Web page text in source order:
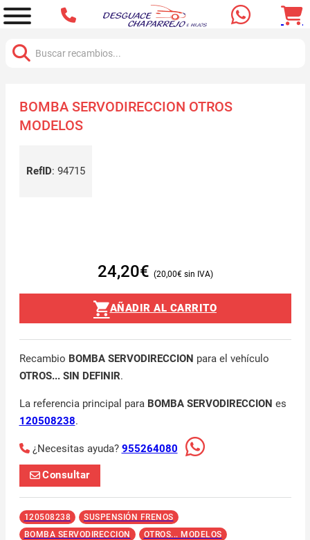
BOMBA SERVODIRECCION OTROS
MODELOS
RefID: 94715
24,20€ 20,00€
AÑADIR AL CARRITO
Recambio BOMBA SERVODIRECCION para el vehículo
OTROS... SIN DEFINIR.
La referencia principal para BOMBA SERVODIRECCION es
120508238.
¿Necesitas ayuda? 955264080
Consultar
120508238
SUSPENSIÓN FRENOS
BOMBA SERVODIRECCION
OTROS... MODELOS